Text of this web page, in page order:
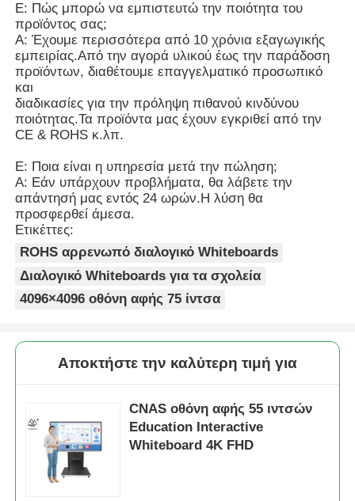
Ε: Πώς μπορώ να εμπιστευτώ την ποιότητα του
προϊόντος σας;
Α: Έχουμε περισσότερα από 10 χρόνια εξαγωγικής
εμπειρίας.Από την αγορά υλικού έως την παράδοση
προϊόντων, διαθέτουμε επαγγελματικό προσωπικό
και
διαδικασίες για την πρόληψη πιθανού κινδύνου
ποιότητας.Τα προϊόντα μας έχουν εγκριθεί από την
CE & ROHS κ.λπ.
Ε: Ποια είναι η υπηρεσία μετά την πώληση;
Α: Εάν υπάρχουν προβλήματα, θα λάβετε την
απάντησή μας εντός 24 ωρών.Η λύση θα
προσφερθεί άμεσα.
Ετικέττες:
ROHS αρρενωπό διαλογικό Whiteboards
Διαλογικό Whiteboards για τα σχολεία
4096×4096 οθόνη αφής 75 ίντσα
Αποκτήστε την καλύτερη τιμή για
CNAS οθόνη αφής 55 ιντσών
Education Interactive
Whiteboard 4K FHD